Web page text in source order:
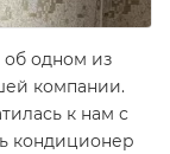
об одном из
компании.
к нам с
кондиционер